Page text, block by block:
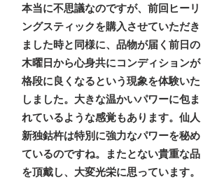
本当に不思議なのですが、前回ヒーリ
ングスティックを購入させていただき
ました時と同様に、品物が届く前日の
木曜日から心身共にコンディションが
格段に良くなるという現象を体験いた
しました。大きな温かいパワーに包ま
れているような感覚もあります。仙人
新独鈷杵は特別に強力なパワーを秘め
ているのですね。またとない貴重な品
を頂戴し、大変光栄に思っています。